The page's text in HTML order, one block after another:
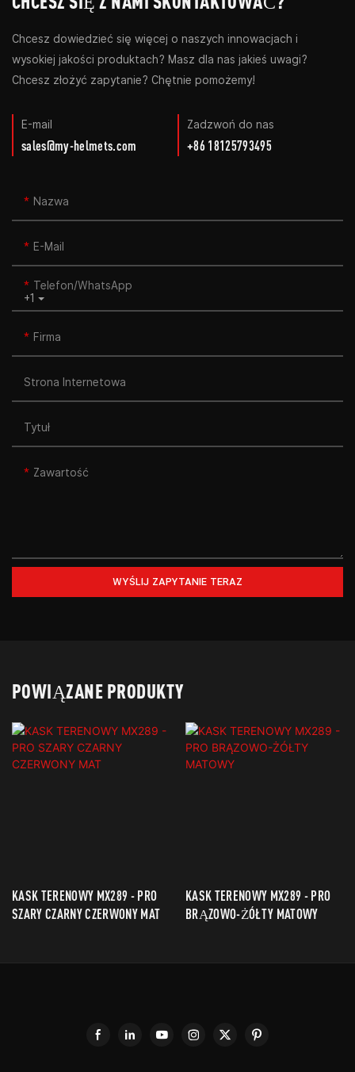
Chcesz dowiedzieć się więcej o naszych innowacjach i
wysokiej jakości produktach? Masz dla nas jakieś uwagi?
Chcesz złożyć zapytanie? Chętnie pomożemy!
E-mail
sales@my-helmets.com
Zadzwoń do nas
+86 18125793495
Nazwa
E-Mail
+1
Telefon/WhatsApp
Firma
Strona Internetowa
Tytuł
Zawartość
WYŚLIJ ZAPYTANIE TERAZ
POWIĄZANE PRODUKTY
KASK TERENOWY MX289 - PRO
SZARY CZARNY CZERWONY MAT
KASK TERENOWY MX289 - PRO
BRĄZOWO-ŻÓŁTY MATOWY